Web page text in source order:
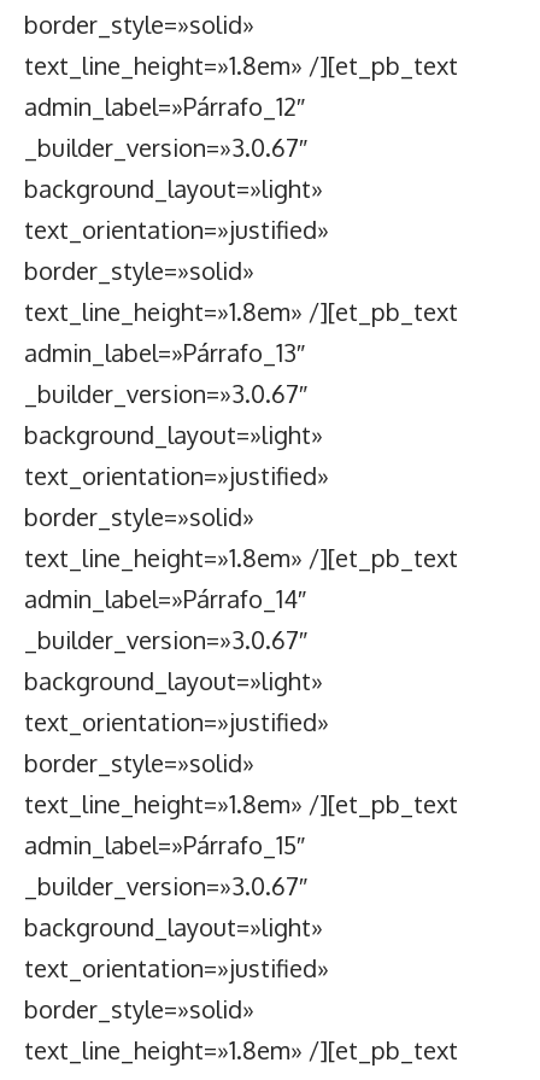
border_style=»solid»
text_line_height=»1.8em» /][et_pb_text
admin_label=»Párrafo_12″
_builder_version=»3.0.67″
background_layout=»light»
text_orientation=»justified»
border_style=»solid»
text_line_height=»1.8em» /][et_pb_text
admin_label=»Párrafo_13″
_builder_version=»3.0.67″
background_layout=»light»
text_orientation=»justified»
border_style=»solid»
text_line_height=»1.8em» /][et_pb_text
admin_label=»Párrafo_14″
_builder_version=»3.0.67″
background_layout=»light»
text_orientation=»justified»
border_style=»solid»
text_line_height=»1.8em» /][et_pb_text
admin_label=»Párrafo_15″
_builder_version=»3.0.67″
background_layout=»light»
text_orientation=»justified»
border_style=»solid»
text_line_height=»1.8em» /][et_pb_text